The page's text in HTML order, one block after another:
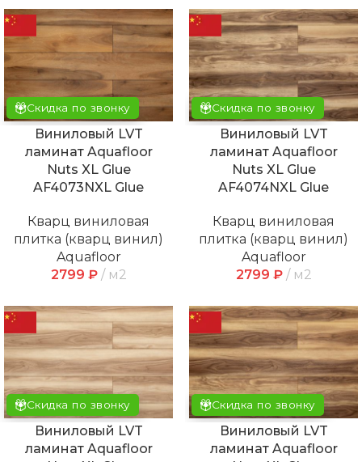
Скидка по звонку
Виниловый LVT
ламинат Aquafloor
Nuts XL Glue
AF4073NXL Glue
Кварц виниловая
плитка (кварц винил)
Aquafloor
2799 ₽ м2
Скидка по звонку
Виниловый LVT
ламинат Aquafloor
Nuts XL Glue
AF4074NXL Glue
Кварц виниловая
плитка (кварц винил)
Aquafloor
2799 ₽ м2
Скидка по звонку
Виниловый LVT
ламинат Aquafloor
Скидка по звонку
Виниловый LVT
ламинат Aquafloor